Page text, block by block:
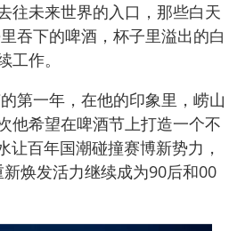
往未来世界的入口，那些白天
吞下的啤酒，杯子里溢出的白
作。
第一年，在他的印象里，崂山
他希望在啤酒节上打造一个不
让百年国潮碰撞赛博新势力，
焕发活力继续成为90后和00